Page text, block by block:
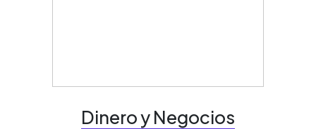
Dinero y Negocios